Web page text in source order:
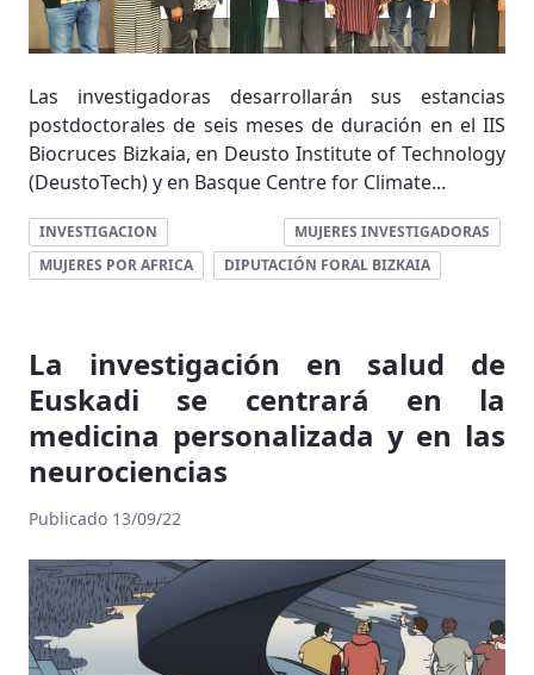
Las investigadoras desarrollarán sus estancias
postdoctorales de seis meses de duración en el IIS
Biocruces Bizkaia, en Deusto Institute of Technology
(DeustoTech) y en Basque Centre for Climate...
INVESTIGACION
MUJERES INVESTIGADORAS
MUJERES POR AFRICA
DIPUTACIÓN FORAL BIZKAIA
La investigación en salud de
Euskadi se centrará en la
medicina personalizada y en las
neurociencias
Publicado 13/09/22